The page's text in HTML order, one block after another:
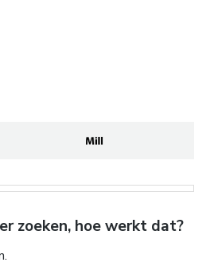
zoeken, hoe werkt dat?